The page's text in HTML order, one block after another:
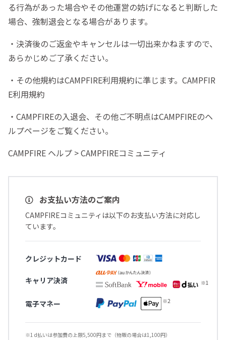
る行為があった場合やその他運営の妨げになると判断した
場合、強制退会となる場合があります。
・決済後のご返金やキャンセルは一切出来かねますので、
あらかじめご了承ください。
・その他規約はCAMPFIRE利用規約に準じます。CAMPFIR
E利用規約
・CAMPFIREの入退会、その他ご不明点はCAMPFIREのヘ
ルプページをご覧ください。
CAMPFIRE ヘルプ > CAMPFIREコミュニティ
お支払い方法のご案内
CAMPFIREコミュニティは以下のお支払い方法に対応し
ています。
クレジットカード
キャリア決済
電子マネー
※1 d払いは参加費の上限5,500円まで（物販の場合は1,100円）